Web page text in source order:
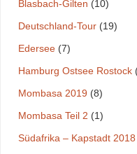
Blasbach-Gilten (10)
Deutschland-Tour(19)
Edersee(7)
Hamburg Ostsee Rostock
Mombasa 2019 (8)
Mombasa Teil 2 (1)
Südafrika – Kapstadt 2018